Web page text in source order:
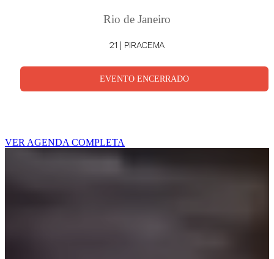
Rio de Janeiro
21 | PIRACEMA
EVENTO ENCERRADO
VER AGENDA COMPLETA